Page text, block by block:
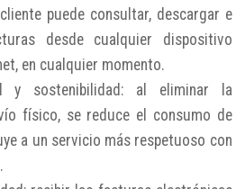
puede consultar, descargar e
desde cualquier dispositivo
en cualquier momento.
y sostenibilidad: al eliminar la
físico, se reduce el consumo de
a un servicio más respetuoso con